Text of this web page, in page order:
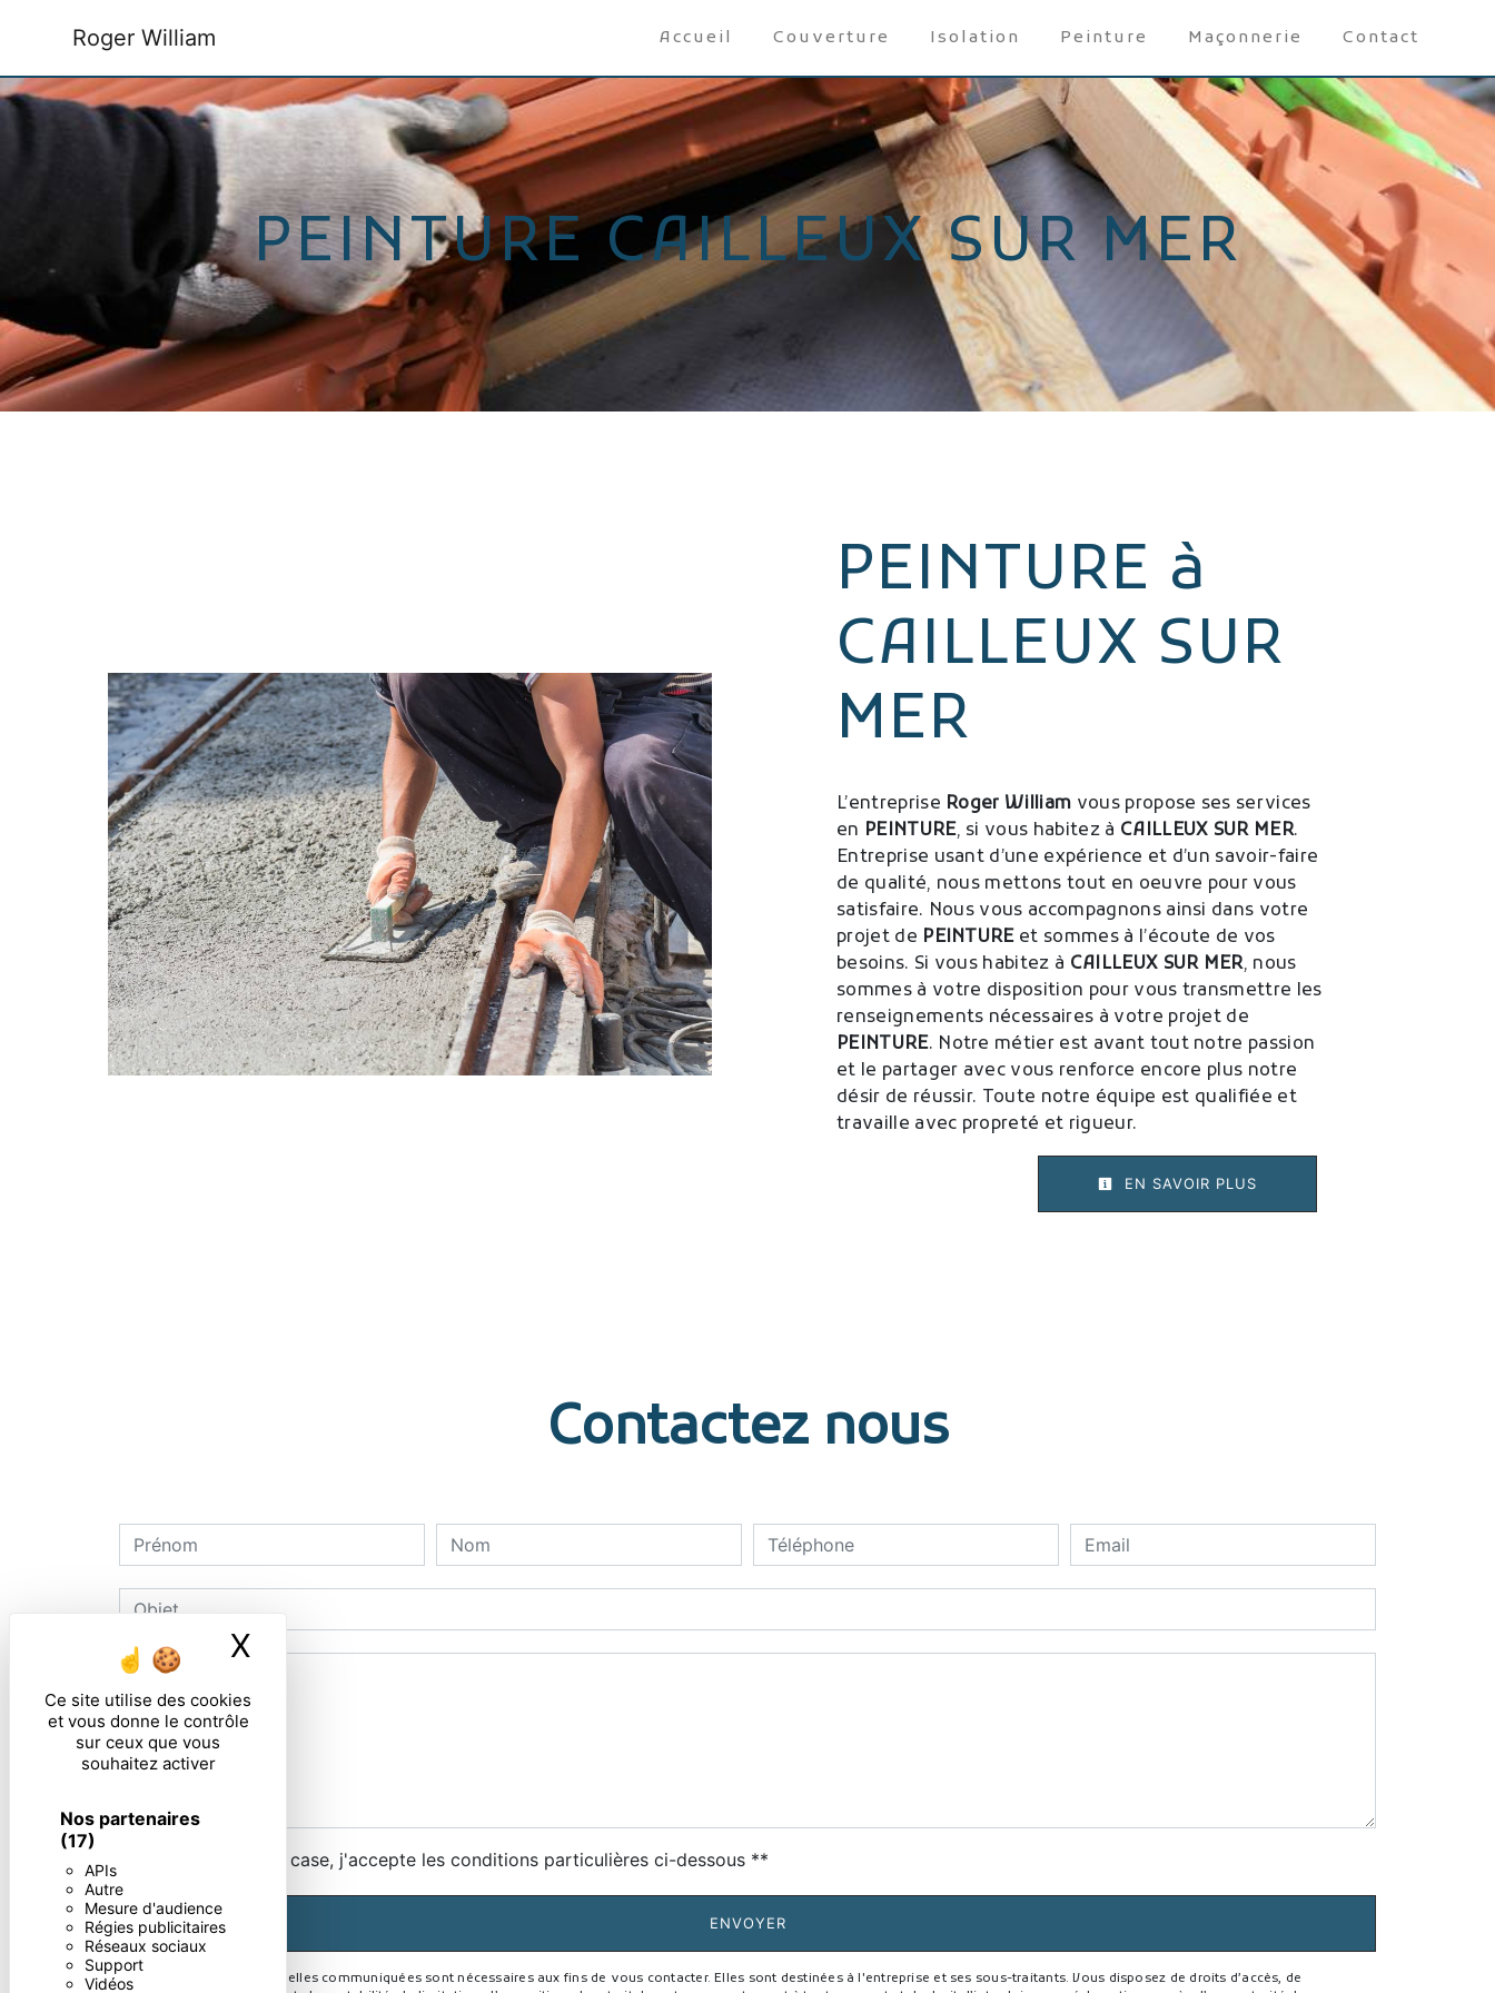
Ce site utilise des cookies
et vous donne le contrôle
sur ceux que vous
souhaitez activer
Nos partenaires
(17)
APIs
Autre
Mesure d'audience
Régies publicitaires
Réseaux sociaux
Support
Vidéos
X Masquer le bandeau des cookies
Roger William Accueil Couverture Isolation Peinture Maçonnerie Contact
PEINTURE CAILLEUX SUR MER
PEINTURE à
CAILLEUX SUR
MER
L’entreprise Roger William vous propose ses services
en PEINTURE, si vous habitez à CAILLEUX SUR MER.
Entreprise usant d’une expérience et d’un savoir-faire
de qualité, nous mettons tout en oeuvre pour vous
satisfaire. Nous vous accompagnons ainsi dans votre
projet de PEINTUREet sommes à l’écoute de vos
besoins. Si vous habitez à CAILLEUX SUR MER, nous
sommes à votre disposition pour vous transmettre les
renseignements nécessaires à votre projet de
PEINTURE. Notre métier est avant tout notre passion
et le partager avec vous renforce encore plus notre
désir de réussir. Toute notre équipe est qualifiée et
travaille avec propreté et rigueur.
EN SAVOIR PLUS
Contactez nous
En cochant cette case, j'accepte les conditions particulières ci-dessous **
ENVOYER
** Les données personnelles communiquées sont nécessaires aux fins de vous contacter. Elles sont destinées à l'entreprise et ses sous-traitants. Vous disposez de droits d’accès, de